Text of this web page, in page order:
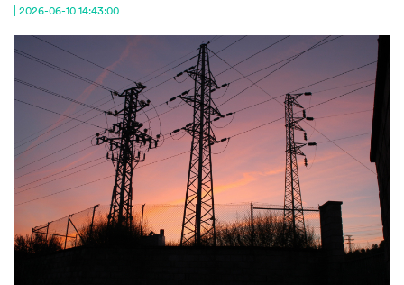
| 2026-06-10 14:43:00